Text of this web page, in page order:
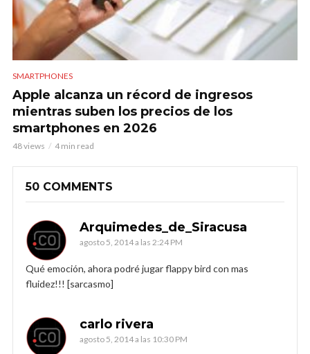
SMARTPHONES
Apple alcanza un récord de ingresos
mientras suben los precios de los
smartphones en 2026
48 views 4 min read
50 COMMENTS
Arquimedes_de_Siracusa
agosto 5, 2014 a las 2:24 PM
Qué emoción, ahora podré jugar flappy bird con mas
fluidez!!! [sarcasmo]
carlo rivera
agosto 5, 2014 a las 10:30 PM